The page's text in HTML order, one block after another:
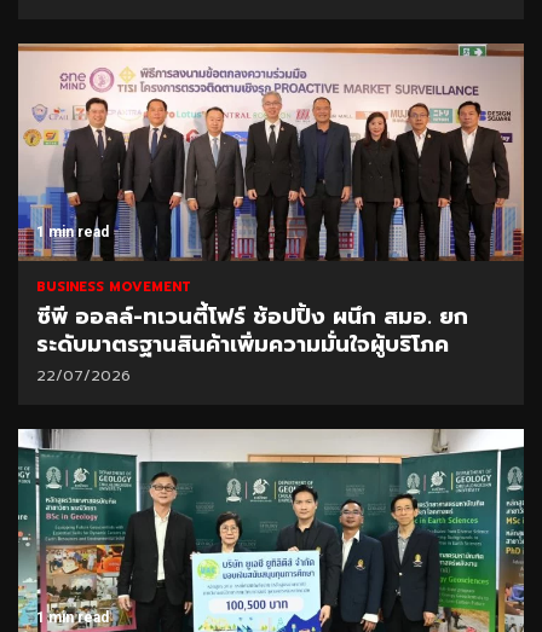
1 min read
BUSINESS MOVEMENT
ซีพี ออลล์-ทเวนตี้โฟร์ ช้อปปิ้ง ผนึก สมอ. ยก
ระดับมาตรฐานสินค้าเพิ่มความมั่นใจผู้บริโภค
22/07/2026
1 min read